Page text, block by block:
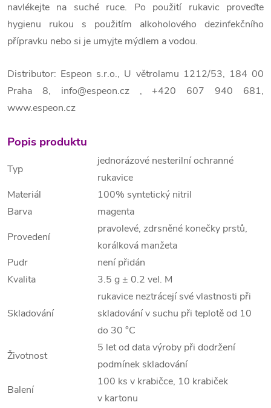
navlékejte na suché ruce. Po použití rukavic proveďte
hygienu rukou s použitím alkoholového dezinfekčního
přípravku nebo si je umyjte mýdlem a vodou.
Distributor: Espeon s.r.o., U větrolamu 1212/53, 184 00
Praha 8, info@espeon.cz , +420 607 940 681,
www.espeon.cz
Popis produktu
Typ
jednorázové nesterilní ochranné
rukavice
Materiál
100% syntetický nitril
Barva
magenta
Provedení
pravolevé, zdrsněné konečky prstů,
korálková manžeta
Pudr
není přidán
Kvalita
3.5 g ± 0.2 vel. M
Skladování
rukavice neztrácejí své vlastnosti při
skladování v suchu při teplotě od 10
do 30 °C
Životnost
5 let od data výroby při dodržení
podmínek skladování
Balení
100 ks v krabičce, 10 krabiček
v kartonu